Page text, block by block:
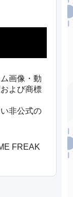
画像・動
よび商標
非公式の
FREAK